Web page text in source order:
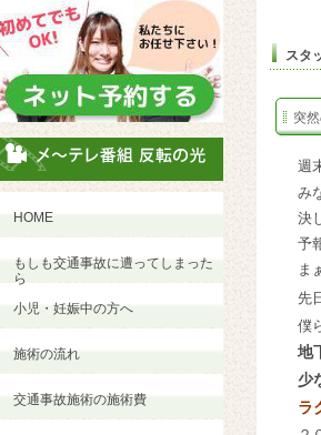
スタ
突
週
み
決
予
ま
先
僕
地
少
ラ
HOME
もしも交通事故に遭ってしまった
ら
小児・妊娠中の方へ
施術の流れ
交通事故施術の施術費